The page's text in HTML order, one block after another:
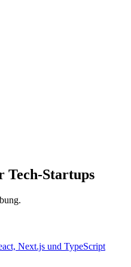
Tech-Startups
Next.js und TypeScript